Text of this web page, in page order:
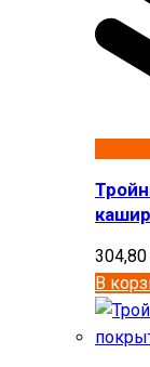
304,80
В